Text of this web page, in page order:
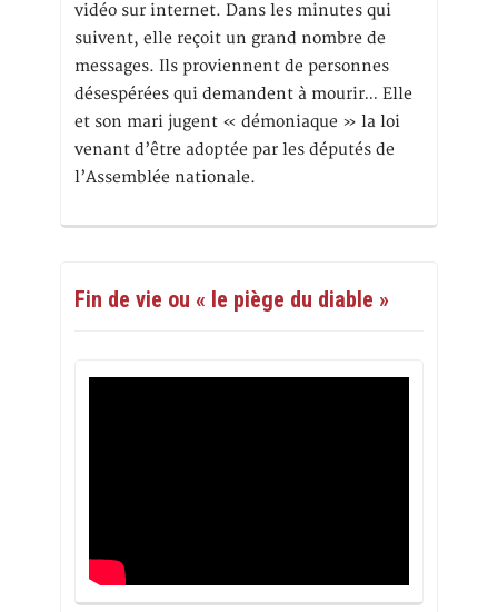
vidéo sur internet. Dans les minutes qui
suivent, elle reçoit un grand nombre de
messages. Ils proviennent de personnes
désespérées qui demandent à mourir… Elle
et son mari jugent « démoniaque » la loi
venant d’être adoptée par les députés de
l’Assemblée nationale.
Fin de vie ou « le piège du diable »